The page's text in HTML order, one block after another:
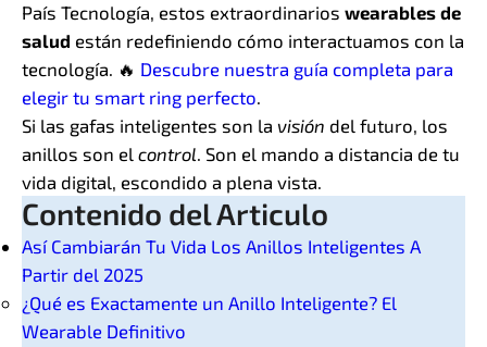
País Tecnología, estos extraordinarios wearables de
salud están redefiniendo cómo interactuamos con la
tecnología. 🔥 Descubre nuestra guía completa para
elegir tu smart ring perfecto.
Si las gafas inteligentes son la visión del futuro, los
anillos son el control. Son el mando a distancia de tu
vida digital, escondido a plena vista.
Contenido del Articulo
Así Cambiarán Tu Vida Los Anillos Inteligentes A
Partir del 2025
¿Qué es Exactamente un Anillo Inteligente? El
Wearable Definitivo